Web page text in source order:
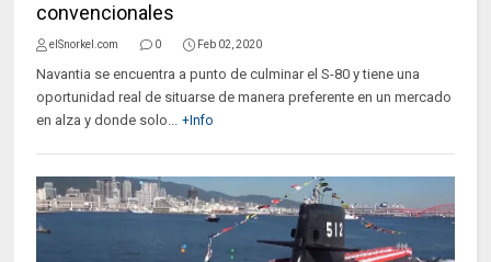
convencionales
elSnorkel.com 0 Feb 02, 2020
Navantia se encuentra a punto de culminar el S-80 y tiene una
oportunidad real de situarse de manera preferente en un mercado
en alza y donde solo... +Info